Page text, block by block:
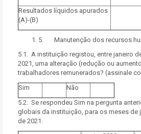
Resultados líquidos apurados
(A)-(B)
5. Manutenção dos recursos
5.1. A instituição registou, entre janeiro
2021, uma alteração (redução ou
trabalhadores remunerados? (assinale
Sim
Não
5.2. Se respondeu Sim na pergunta
globais da instituição, para os meses de
de 2021.